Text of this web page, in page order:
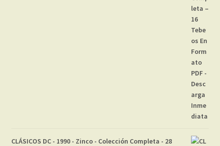
CLÁSICOS DC - 1990 - Zinco - Colección Completa - 28